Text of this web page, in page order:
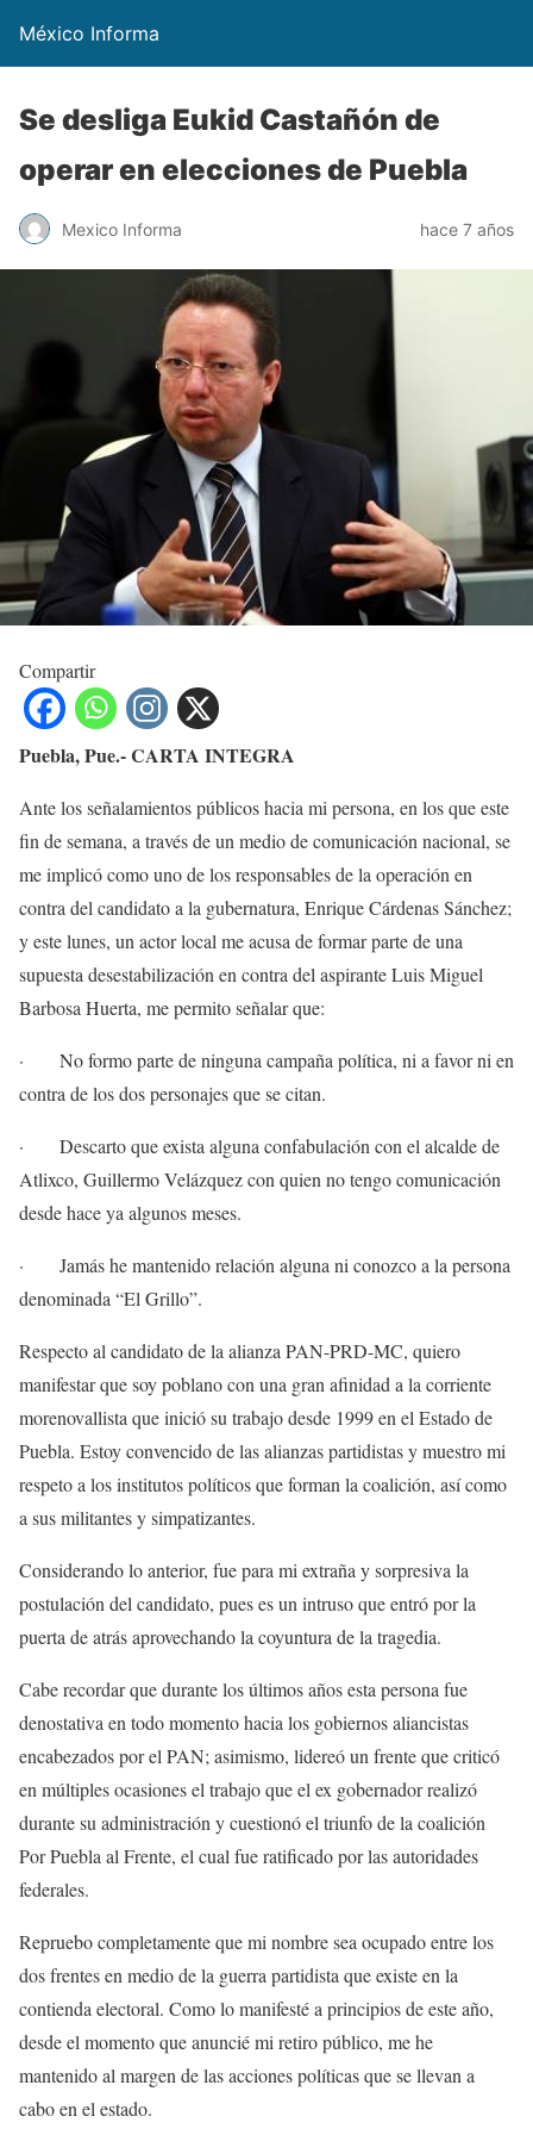
México Informa
Se desliga Eukid Castañón de
operar en elecciones de Puebla
Mexico Informa hace 7 años
Compartir
Puebla, Pue.- CARTA INTEGRA
Ante los señalamientos públicos hacia mi persona, en los que este
fin de semana, a través de un medio de comunicación nacional, se
me implicó como uno de los responsables de la operación en
contra del candidato a la gubernatura, Enrique Cárdenas Sánchez;
y este lunes, un actor local me acusa de formar parte de una
supuesta desestabilización en contra del aspirante Luis Miguel
Barbosa Huerta, me permito señalar que:
· No formo parte de ninguna campaña política, ni a favor ni en
contra de los dos personajes que se citan.
· Descarto que exista alguna confabulación con el alcalde de
Atlixco, Guillermo Velázquez con quien no tengo comunicación
desde hace ya algunos meses.
· Jamás he mantenido relación alguna ni conozco a la persona
denominada “El Grillo”.
Respecto al candidato de la alianza PAN-PRD-MC, quiero
manifestar que soy poblano con una gran afinidad a la corriente
morenovallista que inició su trabajo desde 1999 en el Estado de
Puebla. Estoy convencido de las alianzas partidistas y muestro mi
respeto a los institutos políticos que forman la coalición, así como
a sus militantes y simpatizantes.
Considerando lo anterior, fue para mi extraña y sorpresiva la
postulación del candidato, pues es un intruso que entró por la
puerta de atrás aprovechando la coyuntura de la tragedia.
Cabe recordar que durante los últimos años esta persona fue
denostativa en todo momento hacia los gobiernos aliancistas
encabezados por el PAN; asimismo, lidereó un frente que criticó
en múltiples ocasiones el trabajo que el ex gobernador realizó
durante su administración y cuestionó el triunfo de la coalición
Por Puebla al Frente, el cual fue ratificado por las autoridades
federales.
Repruebo completamente que mi nombre sea ocupado entre los
dos frentes en medio de la guerra partidista que existe en la
contienda electoral. Como lo manifesté a principios de este año,
desde el momento que anuncié mi retiro público, me he
mantenido al margen de las acciones políticas que se llevan a
cabo en el estado.